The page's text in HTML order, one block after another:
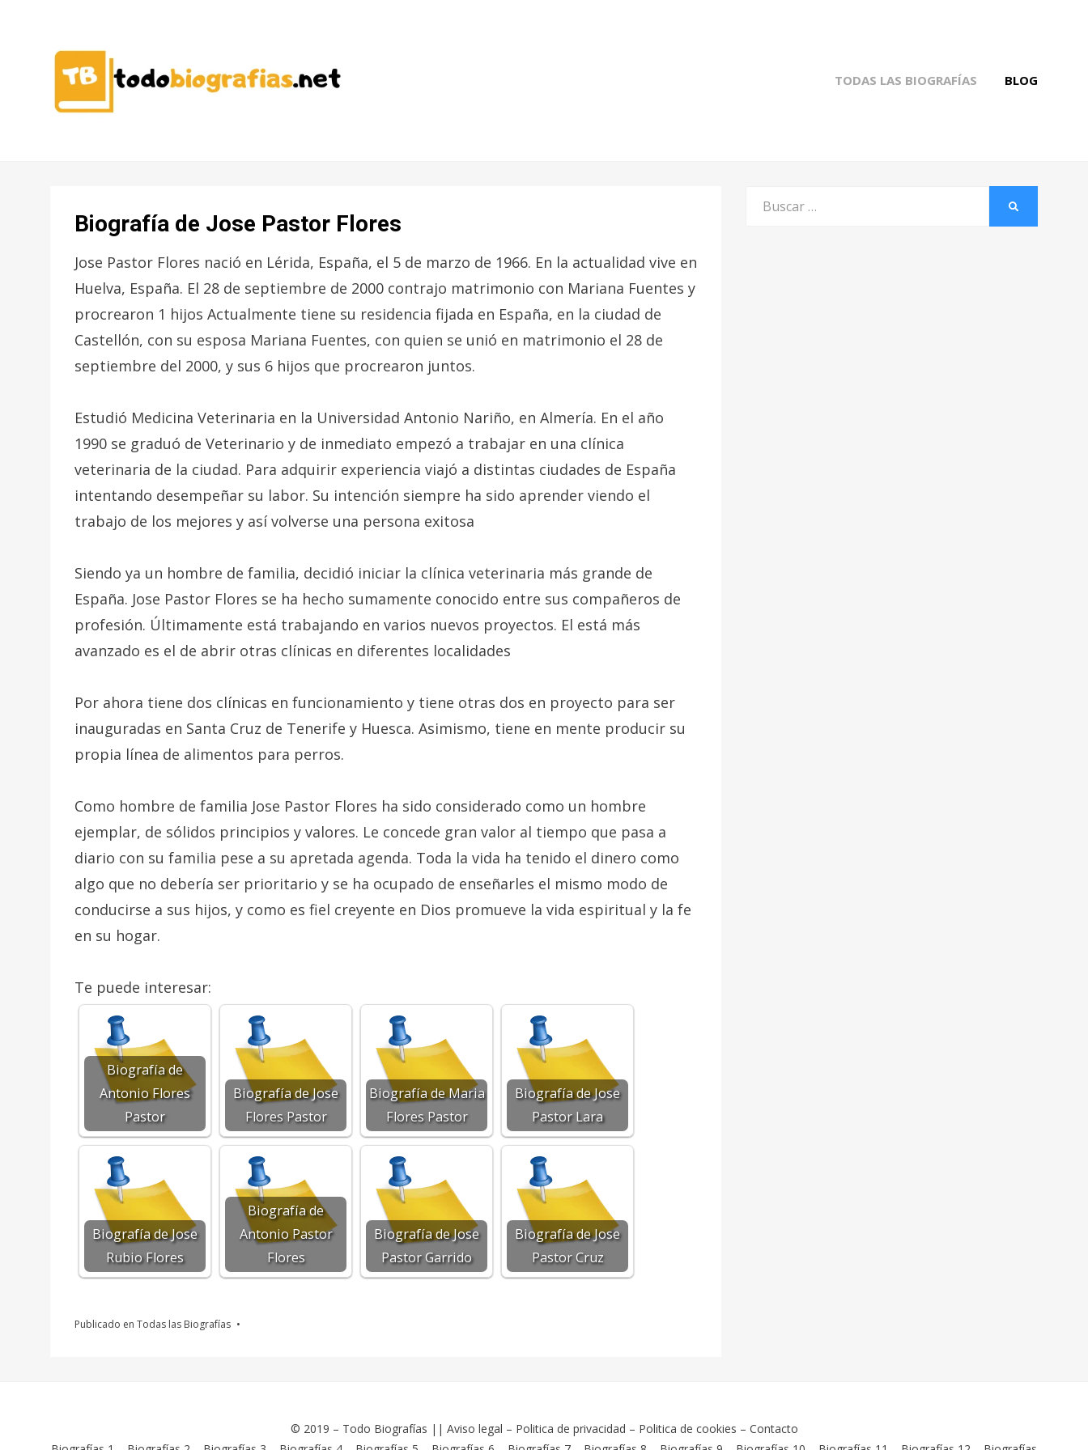
TODAS LAS BIOGRAFÍAS BLOG
Biografía de Jose Pastor Flores
Jose Pastor Flores nació en Lérida, España, el 5 de marzo de 1966. En la actualidad vive en
Huelva, España. El 28 de septiembre de 2000 contrajo matrimonio con Mariana Fuentes y
procrearon 1 hijos Actualmente tiene su residencia fijada en España, en la ciudad de
Castellón, con su esposa Mariana Fuentes, con quien se unió en matrimonio el 28 de
septiembre del 2000, y sus 6 hijos que procrearon juntos.
Estudió Medicina Veterinaria en la Universidad Antonio Nariño, en Almería. En el año
1990 se graduó de Veterinario y de inmediato empezó a trabajar en una clínica
veterinaria de la ciudad. Para adquirir experiencia viajó a distintas ciudades de España
intentando desempeñar su labor. Su intención siempre ha sido aprender viendo el
trabajo de los mejores y así volverse una persona exitosa
Siendo ya un hombre de familia, decidió iniciar la clínica veterinaria más grande de
España. Jose Pastor Flores se ha hecho sumamente conocido entre sus compañeros de
profesión. Últimamente está trabajando en varios nuevos proyectos. El está más
avanzado es el de abrir otras clínicas en diferentes localidades
Por ahora tiene dos clínicas en funcionamiento y tiene otras dos en proyecto para ser
inauguradas en Santa Cruz de Tenerife y Huesca. Asimismo, tiene en mente producir su
propia línea de alimentos para perros.
Como hombre de familia Jose Pastor Flores ha sido considerado como un hombre
ejemplar, de sólidos principios y valores. Le concede gran valor al tiempo que pasa a
diario con su familia pese a su apretada agenda. Toda la vida ha tenido el dinero como
algo que no debería ser prioritario y se ha ocupado de enseñarles el mismo modo de
conducirse a sus hijos, y como es fiel creyente en Dios promueve la vida espiritual y la fe
en su hogar.
Te puede interesar:
Biografía de
Antonio Flores
Pastor
Biografía de Jose
Flores Pastor
Biografía de Maria
Flores Pastor
Biografía de Jose
Pastor Lara
Biografía de Jose
Rubio Flores
Biografía de
Antonio Pastor
Flores
Biografía de Jose
Pastor Garrido
Biografía de Jose
Pastor Cruz
Publicado en Todas las Biografías
Buscar
© 2019 – Todo Biografías || Aviso legal – Politica de privacidad – Politica de cookies – Contacto